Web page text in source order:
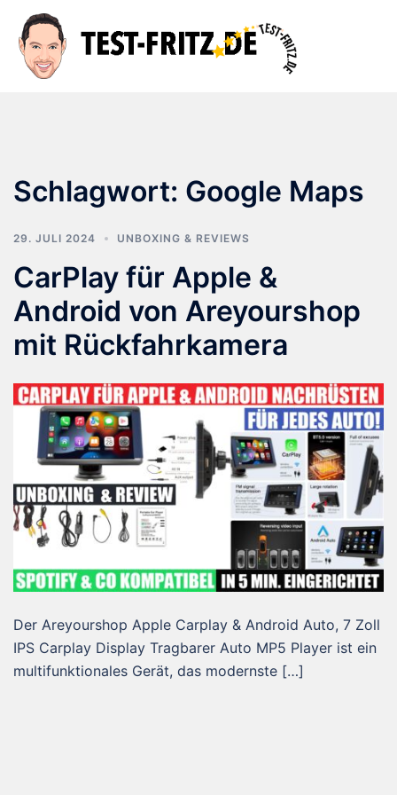
Inhalt
springen
Schlagwort: Google Maps
29. JULI 2024 UNBOXING & REVIEWS
CarPlay für Apple &
Android von Areyourshop
mit Rückfahrkamera
Der Areyourshop Apple Carplay & Android Auto, 7 Zoll
IPS Carplay Display Tragbarer Auto MP5 Player ist ein
multifunktionales Gerät, das modernste […]